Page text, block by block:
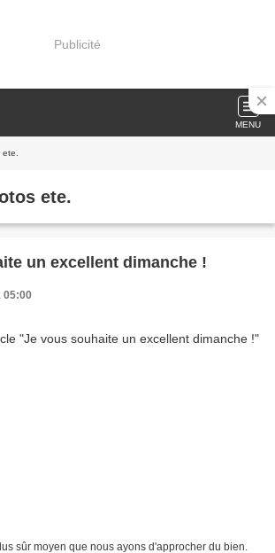
Publicité
MENU
ete.
un excellent dimanche !
05:00
sûr moyen que nous ayons d'approcher du bien.